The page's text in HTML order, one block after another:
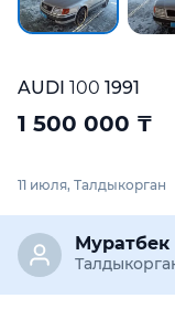
AUDI 100 1991
1 500 000 ₸
11 июля, Талдыкорган
Муратбек